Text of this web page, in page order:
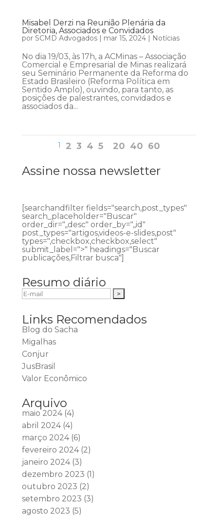
Misabel Derzi na Reunião Plenária da
Diretoria, Associados e Convidados
por SCMD Advogados| mar 15, 2024| Notícias
No dia 19/03, às 17h, a ACMinas – Associação
Comercial e Empresarial de Minas realizará
seu Seminário Permanente da Reforma do
Estado Brasileiro (Reforma Política em
Sentido Amplo), ouvindo, para tanto, as
posições de palestrantes, convidados e
associados da...
1 2 3 4 5 20 40 60
Assine nossa newsletter
[searchandfilter fields="search,post_types"
search_placeholder="Buscar"
order_dir=",,desc" order_by=",,id"
post_types="artigos,videos-e-slides,post"
types=",checkbox,checkbox,select"
submit_label=">" headings="Buscar
publicações,Filtrar busca"]
Resumo diário
Links Recomendados
Blog do Sacha
Migalhas
Conjur
JusBrasil
Valor Econômico
Arquivo
maio 2024(4)
abril 2024(4)
março 2024(6)
fevereiro 2024(2)
janeiro 2024(3)
dezembro 2023 (1)
outubro 2023 (2)
setembro 2023 (3)
agosto 2023 (5)